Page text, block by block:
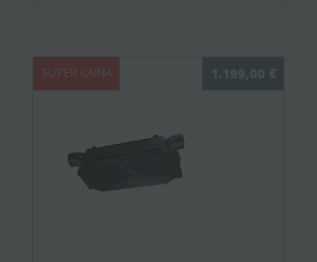
SUPER KAINA 1.199,00 €